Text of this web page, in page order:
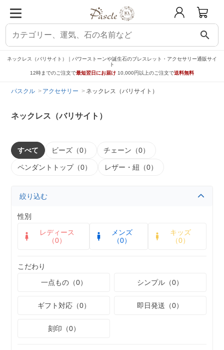
search
ネックレス（バリサイト）｜パワーストーンや誕生石のブレスレット・アクセサリー通販サイ
ト
12時までのご注文で最短翌日にお届け 10,000円以上のご注文で送料無料
パスクル アクセサリー ネックレス（バリサイト）
ネックレス（バリサイト）
すべて ビーズ（0） チェーン（0）
ペンダントトップ（0） レザー・紐（0）
絞り込む
性別
レディース
（0）
メンズ
（0）
キッズ
（0）
こだわり
一点もの（0）
シンプル（0）
ギフト対応（0） 即日発送（0）
刻印（0）